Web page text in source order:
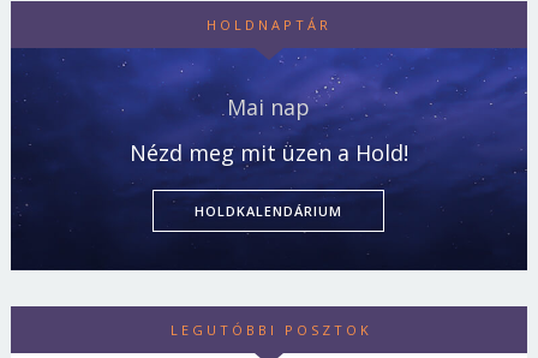
HOLDNAPTÁR
Mai nap
Nézd meg mit üzen a Hold!
HOLDKALENDÁRIUM
LEGUTÓBBI POSZTOK